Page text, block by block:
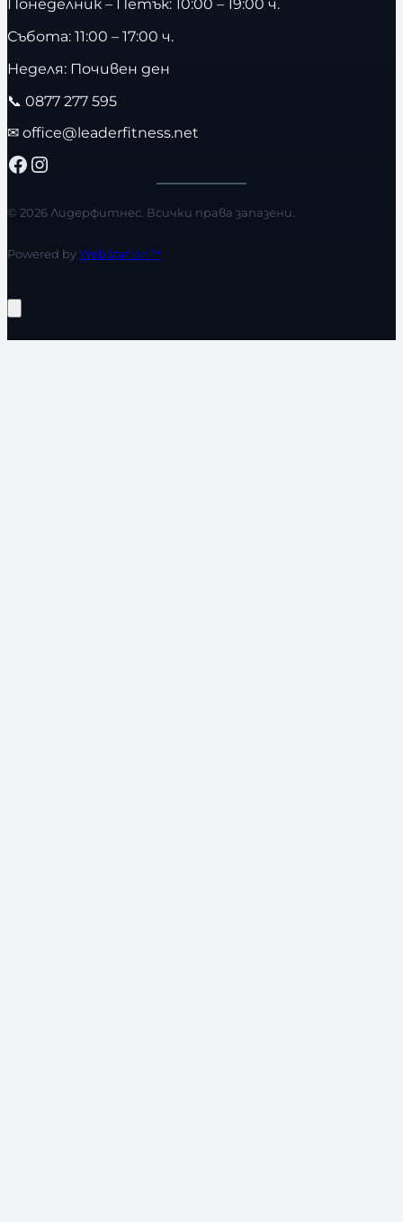
Понеделник – Петък: 10:00 – 19:00 ч.
Събота: 11:00 – 17:00 ч.
Неделя: Почивен ден
📞 0877 277 595
✉ office@leaderfitness.net
Facebook Instagram
© 2026 Лидерфитнес. Всички права запазени.
Powered byWebStation™